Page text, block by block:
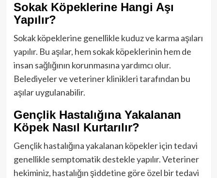
Sokak Köpeklerine Hangi Aşı
Yapılır?
Sokak köpeklerine genellikle kuduz ve karma aşıları
yapılır. Bu aşılar, hem sokak köpeklerinin hem de
insan sağlığının korunmasına yardımcı olur.
Belediyeler ve veteriner klinikleri tarafından bu
aşılar uygulanabilir.
Gençlik Hastalığına Yakalanan
Köpek Nasıl Kurtarılır?
Gençlik hastalığına yakalanan köpekler için tedavi
genellikle semptomatik destekle yapılır. Veteriner
hekiminiz, hastalığın şiddetine göre özel bir tedavi